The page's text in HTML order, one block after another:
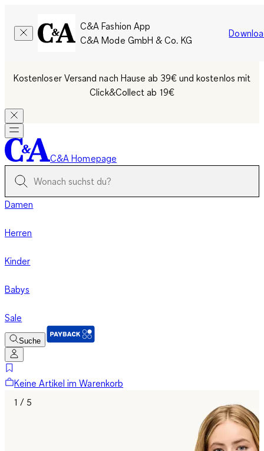
C&A Fashion App
C&A Mode GmbH & Co. KG
Kostenloser Versand nach Hause ab 39€ und kostenlos mit
Click&Collect ab 19€
C&A Homepage
Damen
Herren
Kinder
Babys
Sale
Suche
Keine Artikel im Warenkorb
1 / 5